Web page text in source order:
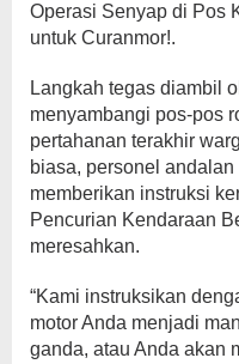
Operasi Senyap di Pos
untuk Curanmor!.
Langkah tegas diambil
menyambangi pos-pos
pertahanan terakhir
biasa, personel
memberikan instruksi
Pencurian Kendaraan
meresahkan.
“Kami instruksikan
motor Anda menjadi
ganda, atau Anda akan